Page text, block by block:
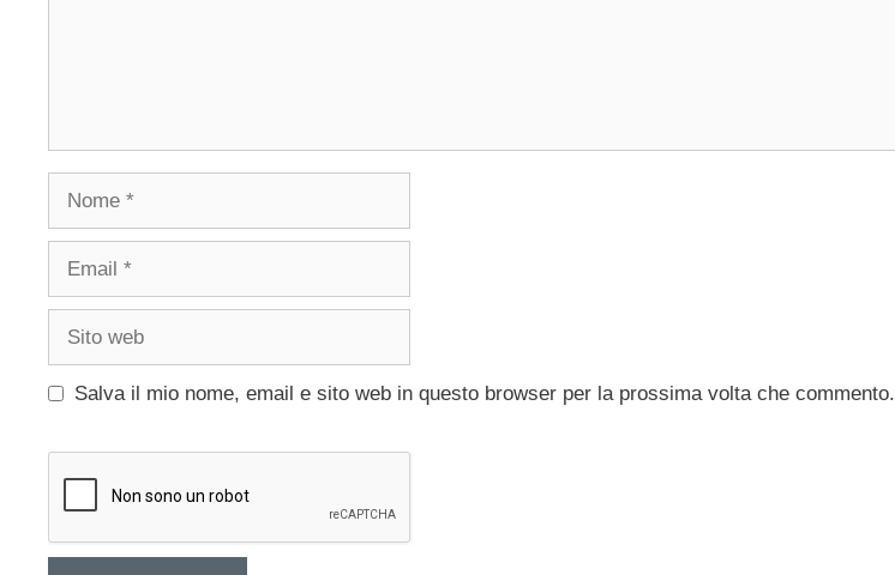
Salva il mio nome, email e sito web in questo browser per la prossima volta che commento.